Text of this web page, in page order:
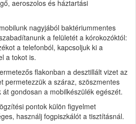
aeroszolos és háztartási
nagyjából baktériummentes
a felületét a kórokozóktól:
a telefonból, kapcsoljuk ki a
a tokot is.
flakonban a desztillált vizet az
permetezzük a száraz, szöszmentes
gondosan a mobilkészülék egészét.
pontok külön figyelmet
használj fogpiszkálót a tisztításnál.